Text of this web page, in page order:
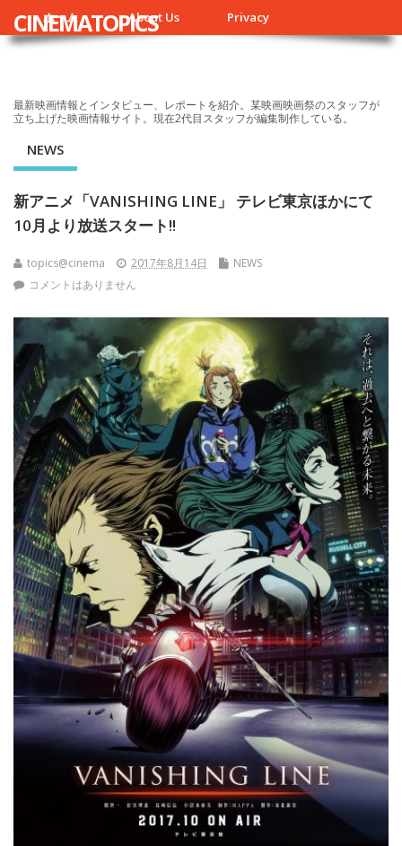
ホーム About Us Privacy
CINEMATOPICS
最新映画情報とインタビュー、レポートを紹介。某映画映画祭のスタッフが
立ち上げた映画情報サイト。現在2代目スタッフが編集制作している。
NEWS
新アニメ「VANISHING LINE」 テレビ東京ほかにて
10月より放送スタート!!
topics@cinema 2017年8月14日
NEWS
コメントはありません